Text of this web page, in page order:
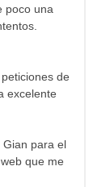
poco una
de
excelente
Gian para el
que me